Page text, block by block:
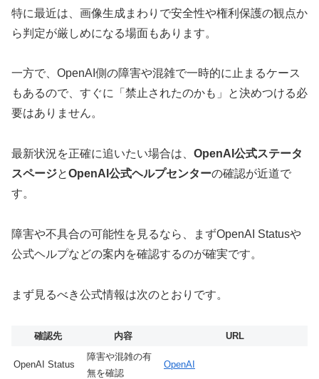
特に最近は、画像生成まわりで安全性や権利保護の観点か
ら判定が厳しめになる場面もあります。
一方で、OpenAI側の障害や混雑で一時的に止まるケース
もあるので、すぐに「禁止されたのかも」と決めつける必
要はありません。
最新状況を正確に追いたい場合は、 OpenAI公式ステータ
スページとOpenAI公式ヘルプセンターの確認が近道で
す。
障害や不具合の可能性を見るなら、まずOpenAI Statusや
公式ヘルプなどの案内を確認するのが確実です。
まず見るべき公式情報は次のとおりです。
確認先 内容 URL
OpenAI Status
障害や混雑の有
無を確認
OpenAI